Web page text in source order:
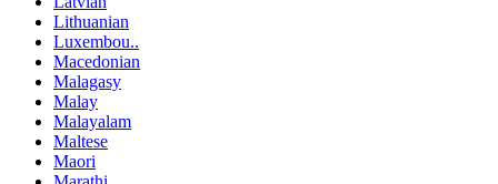
Lithuanian
Luxembou..
Macedonian
Malagasy
Malay
Malayalam
Maltese
Maori